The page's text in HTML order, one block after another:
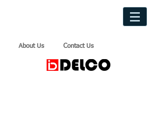
About Us Contact Us